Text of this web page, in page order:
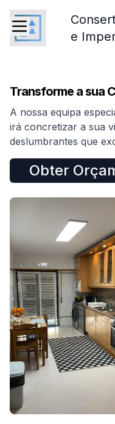
Open Menue
Transforme a sua
A nossa equipa
irá concretizar a sua
deslumbrantes que
Obter